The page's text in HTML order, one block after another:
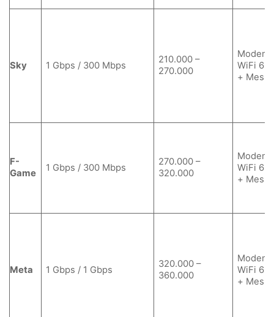
Sky 1 Gbps / 300 Mbps
210.000 –
270.000
Modem
WiFi 6
+ Mesh
F-
Game
1 Gbps / 300 Mbps
270.000 –
320.000
Modem
WiFi 6
+ Mesh
Meta 1 Gbps / 1 Gbps
320.000 –
360.000
Modem
WiFi 6
+ Mesh